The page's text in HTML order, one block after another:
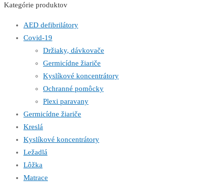
Kategórie produktov
AED defibrilátory
Covid-19
Držiaky, dávkovače
Germicídne žiariče
Kyslíkové koncentrátory
Ochranné pomôcky
Plexi paravany
Germicídne žiariče
Kreslá
Kyslíkové koncentrátory
Ležadlá
Lôžka
Matrace